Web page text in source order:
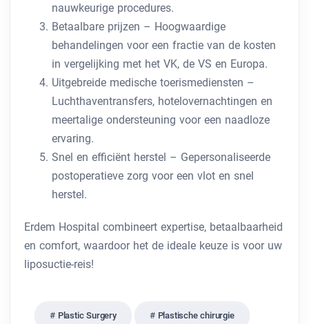
nauwkeurige procedures.
Betaalbare prijzen – Hoogwaardige
behandelingen voor een fractie van de kosten
in vergelijking met het VK, de VS en Europa.
Uitgebreide medische toerismediensten –
Luchthaventransfers, hotelovernachtingen en
meertalige ondersteuning voor een naadloze
ervaring.
Snel en efficiënt herstel – Gepersonaliseerde
postoperatieve zorg voor een vlot en snel
herstel.
Erdem Hospital combineert expertise, betaalbaarheid
en comfort, waardoor het de ideale keuze is voor uw
liposuctie-reis!
Plastic Surgery Plastische chirurgie